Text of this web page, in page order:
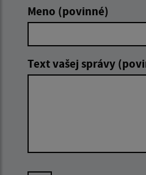
Meno (povinné)
Text vašej správy